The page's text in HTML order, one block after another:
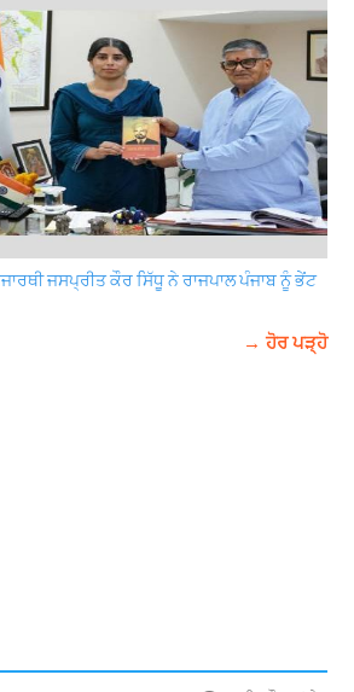
ਜਸਪ੍ਰੀਤ ਕੌਰ ਸਿੱਧੂ ਨੇ ਰਾਜਪਾਲ ਪੰਜਾਬ ਨੂੰ ਭੇਂਟ
→ ਹੋਰ ਪੜ੍ਹੋ